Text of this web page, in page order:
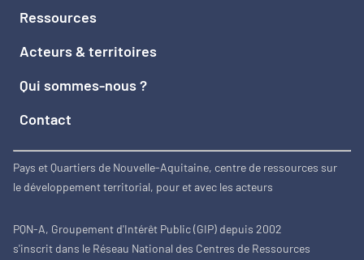
Ressources
Acteurs & territoires
Qui sommes-nous ?
Contact
Pays et Quartiers de Nouvelle-Aquitaine, centre de ressources sur
le développement territorial, pour et avec les acteurs
PQN-A, Groupement d'Intérêt Public (GIP) depuis 2002
s'inscrit dans le Réseau National des Centres de Ressources